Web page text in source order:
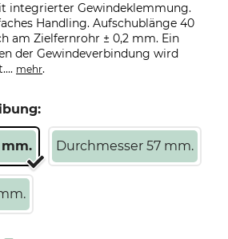
integrierter Gewindeklemmung.
Handling. Aufschublänge 40
am Zielfernrohr ± 0,2 mm. Ein
der Gewindeverbindung wird
mehr.
Durchmesser 57 mm.